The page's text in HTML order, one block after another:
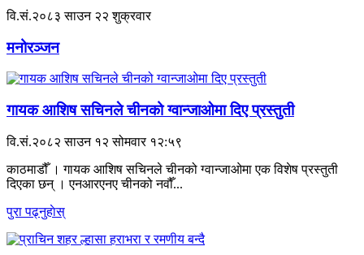
वि.सं.२०८३ साउन २२ शुक्रवार
मनोरञ्जन
गायक आशिष सचिनले चीनको ग्वान्जाओमा दिए प्रस्तुती
वि.सं.२०८२ साउन १२ सोमवार १२:५९
काठमाडौँ । गायक आशिष सचिनले चीनको ग्वान्जाओमा एक विशेष प्रस्तुती
दिएका छन् । एनआरएनए चीनको नवौँ...
पुरा पढ्नुहाेस्